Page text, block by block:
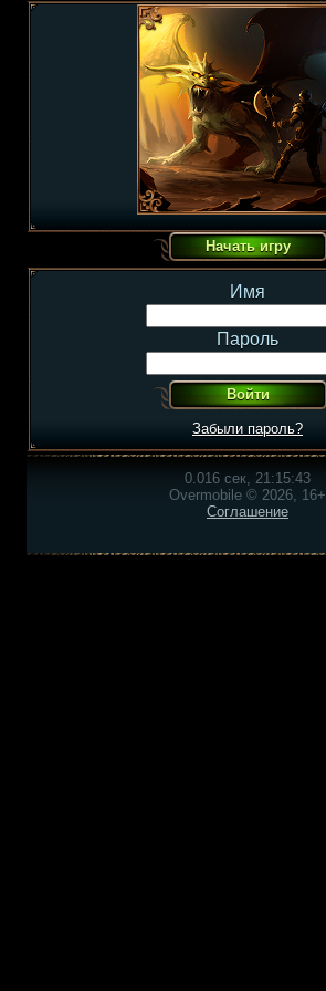
Имя
Пароль
Забыли пароль?
0.016 сек, 21:15:43
Overmobile © 2026, 16+
Соглашение